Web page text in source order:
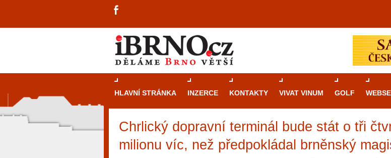
HLAVNÍ STRÁNKA INZERCE KONTAKTY VIVAT VINUM GOLF
Chrlický dopravní terminál bude stát o tři
milionu víc, než předpokládal brněnský
Průvodcekasinovými hrami v
rulety po video automaty